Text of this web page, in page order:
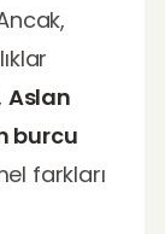
Aslan
burcu
farkları